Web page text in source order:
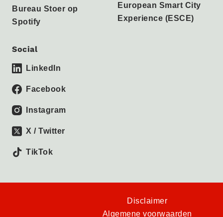
Bureau Stoer op
Spotify
European Smart City
Experience (ESCE)
Social
LinkedIn
Facebook
Instagram
X / Twitter
TikTok
Disclaimer
Algemene voorwaarden